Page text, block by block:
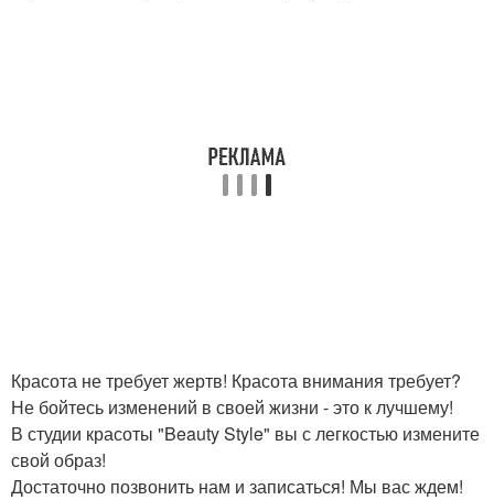
Красота не требует жертв! Красота внимания требует?
Не бойтесь изменений в своей жизни - это к лучшему!
В студии красоты "Beauty Style" вы с легкостью измените
свой образ!
Достаточно позвонить нам и записаться! Мы вас ждем!